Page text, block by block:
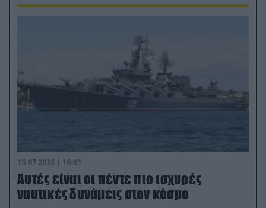
15.07.2026 | 16:03
Aυτές είναι οι πέντε πιο ισχυρές
ναυτικές δυνάμεις στον κόσμο